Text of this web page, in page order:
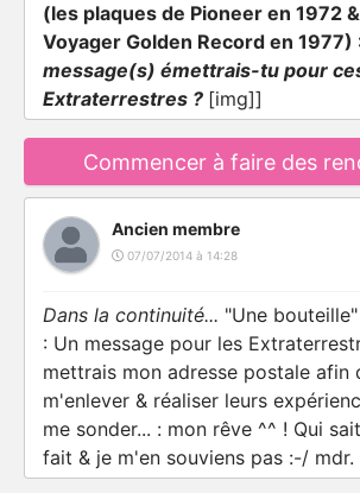
(les plaques de Pioneer en 1972
Voyager Golden Record en 1977)
message(s) émettrais-tu pour
Extraterrestres ? [img]]
Commencer à faire des
Ancien membre
07/07/2014 à 14:28
Dans la continuité... "Une
: Un message pour les
mettrais mon adresse postale afin
m'enlever & réaliser leurs
me sonder... : mon rêve ^^ ! Qui
fait & je m'en souviens pas :-/ mdr.